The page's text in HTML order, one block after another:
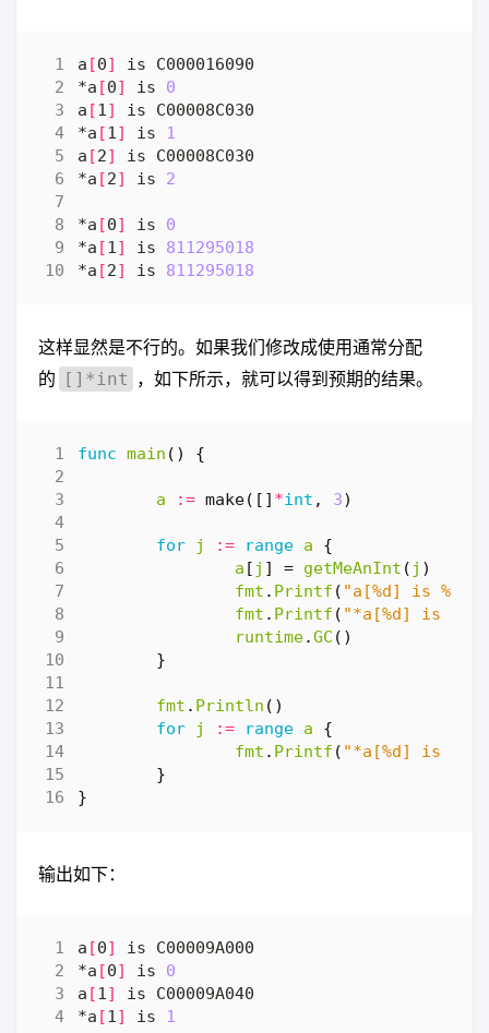
a [0]
*a [0] is 0
a [1]
*a [1] is 1
a [2]
*a [2] is 2
*a [0] is 0
*a [1] is 811295018
*a [2] is 811295018
这样显然是不行的。如果我们修改成使用通常分配
的 []*int ，如下所示，就可以得到预期的结果。
func main () {
a := make([] *int , 3)
for j := range a
{
a [ j ] = getMeAnInt ( j )
fmt . Printf ( "a[%d] is
fmt . Printf ( "*a[%d] is
runtime.GC ()
}
fmt . Println ()
for
j := range a
{
fmt . Printf ( "*a[%d] is
}
}
输出如下：
a [0]
*a [0] is 0
a [1]
*a [1] is 1